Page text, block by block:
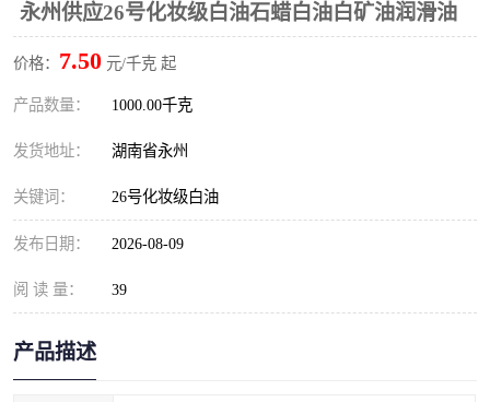
永州供应26号化妆级白油石蜡白油白矿油润滑油
价格： 7.50 元/千克 起
产品数量： 1000.00千克
发货地址： 湖南省永州
关键词： 26号化妆级白油
发布日期： 2026-08-09
阅 读 量： 39
产品描述